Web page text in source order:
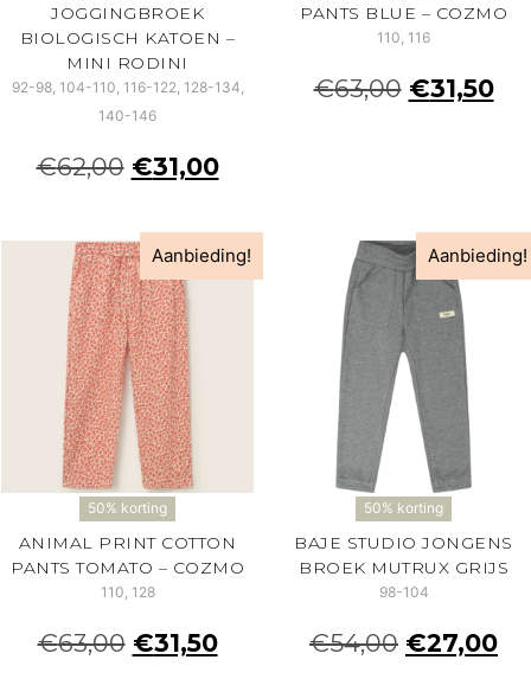
JOGGINGBROEK
BIOLOGISCH KATOEN –
MINI RODINI
92-98, 104-110, 116-122, 128-134,
140-146
€62,00 €31,00
PANTS BLUE – COZMO
110, 116
€63,00 €31,50
Aanbieding!
50% korting
ANIMAL PRINT COTTON
PANTS TOMATO – COZMO
110, 128
€63,00 €31,50
Aanbieding!
50% korting
BAJE STUDIO JONGENS
BROEK MUTRUX GRIJS
98-104
€54,00 €27,00